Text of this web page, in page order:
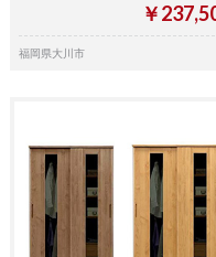
￥
福岡県大川市